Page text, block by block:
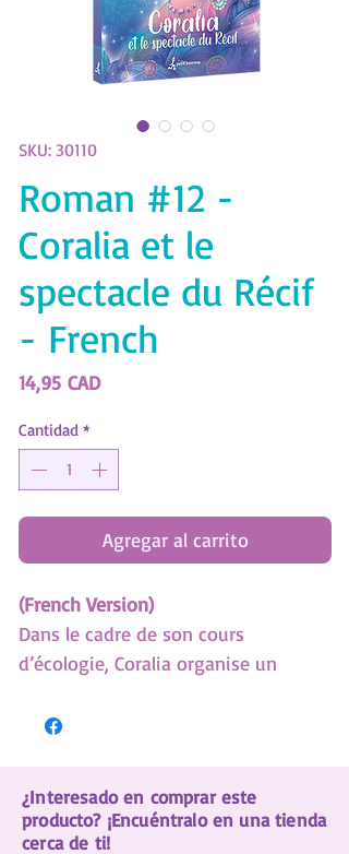
SKU: 30110
Roman #12 -
Coralia et le
spectacle du Récif
- French
14,95 CADPrecio
Cantidad *
Agregar al carrito
(French Version)
Dans le cadre de son cours
d’écologie, Coralia organise un
l’aide de ses amies, elle enseigne
indisciplinés et certains imprévus, la
tâche s’annonce compliquée. Les
¿Interesado en comprar este
producto? ¡Encuéntralo en una tienda
cerca de ti!